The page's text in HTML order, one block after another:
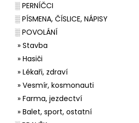
░ PERNÍČCI
░ PÍSMENA, ČÍSLICE, NÁPISY
░ POVOLÁNÍ
» Stavba
» Hasiči
» Lékaři, zdraví
» Vesmír, kosmonauti
» Farma, jezdectví
» Balet, sport, ostatní